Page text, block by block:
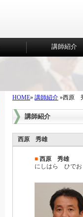
講師紹介
HOME» 講師紹介 »西原
講師紹介
西原 秀雄
■ 西原 秀雄
にしはら ひでお